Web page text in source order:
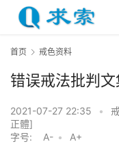
首页 戒色资料
错误戒法批判文
2021-07-27 22:35 •
正體]
字号:
A- • A+